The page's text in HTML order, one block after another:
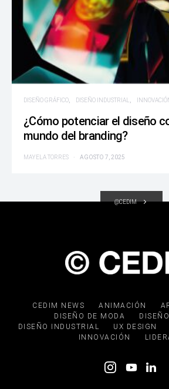
DISEÑO GRÁFICO DISEÑO INDUSTRIAL
¿Cómo potenciar el diseño
mundo del branding?
MAYELA TORRES AGOSTO 7, 2025
@CEDIM
CEDIM NEWS ANIMACIÓN
DISEÑO DE MODA
DISEÑO INDUSTRIAL
UX DESIGN
INNOVACIÓN